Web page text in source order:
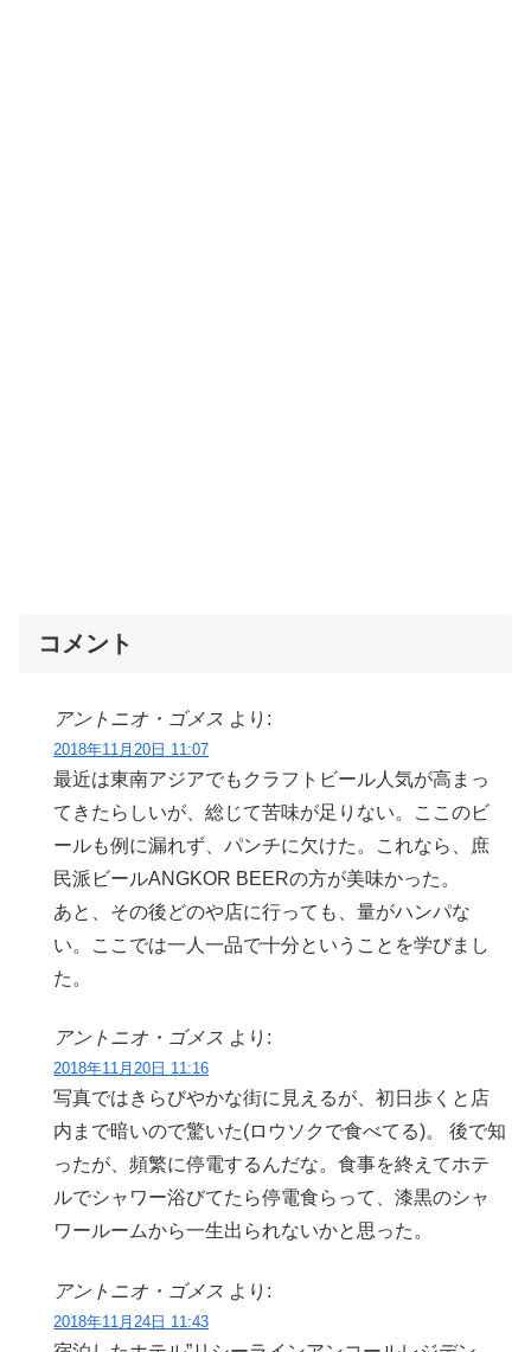
コメント
アントニオ・ゴメス より:
2018年11月20日 11:07
最近は東南アジアでもクラフトビール人気が高まっ
てきたらしいが、総じて苦味が足りない。ここのビ
ールも例に漏れず、パンチに欠けた。これなら、庶
民派ビールANGKOR BEERの方が美味かった。
あと、その後どのや店に行っても、量がハンパな
い。ここでは一人一品で十分ということを学びまし
た。
アントニオ・ゴメス より:
2018年11月20日 11:16
写真ではきらびやかな街に見えるが、初日歩くと店
内まで暗いので驚いた(ロウソクで食べてる)。 後で知
ったが、頻繁に停電するんだな。食事を終えてホテ
ルでシャワー浴びてたら停電食らって、漆黒のシャ
ワールームから一生出られないかと思った。
アントニオ・ゴメス より:
2018年11月24日 11:43